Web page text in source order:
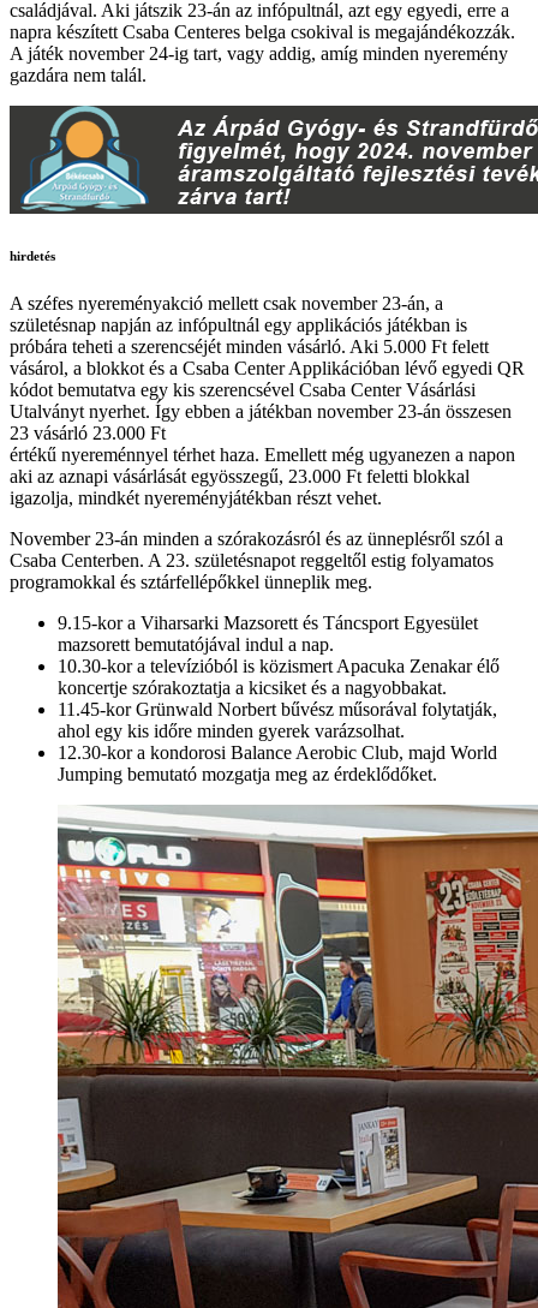
családjával. Aki játszik 23-án az infópultnál, azt egy egyedi, erre a
napra készített Csaba Centeres belga csokival is megajándékozzák.
A játék november 24-ig tart, vagy addig, amíg minden nyeremény
gazdára nem talál.
hirdetés
A széfes nyereményakció mellett csak november 23-án, a
születésnap napján az infópultnál egy applikációs játékban is
próbára teheti a szerencséjét minden vásárló. Aki 5.000 Ft felett
vásárol, a blokkot és a Csaba Center Applikációban lévő egyedi QR
kódot bemutatva egy kis szerencsével Csaba Center Vásárlási
Utalványt nyerhet. Így ebben a játékban november 23-án összesen
23 vásárló 23.000 Ft
értékű nyereménnyel térhet haza. Emellett még ugyanezen a napon
aki az aznapi vásárlását egyösszegű, 23.000 Ft feletti blokkal
igazolja, mindkét nyereményjátékban részt vehet.
November 23-án minden a szórakozásról és az ünneplésről szól a
Csaba Centerben. A 23. születésnapot reggeltől estig folyamatos
programokkal és sztárfellépőkkel ünneplik meg.
9.15-kor a Viharsarki Mazsorett és Táncsport Egyesület
mazsorett bemutatójával indul a nap.
10.30-kor a televízióból is közismert Apacuka Zenakar élő
koncertje szórakoztatja a kicsiket és a nagyobbakat.
11.45-kor Grünwald Norbert bűvész műsorával folytatják,
ahol egy kis időre minden gyerek varázsolhat.
12.30-kor a kondorosi Balance Aerobic Club, majd World
Jumping bemutató mozgatja meg az érdeklődőket.